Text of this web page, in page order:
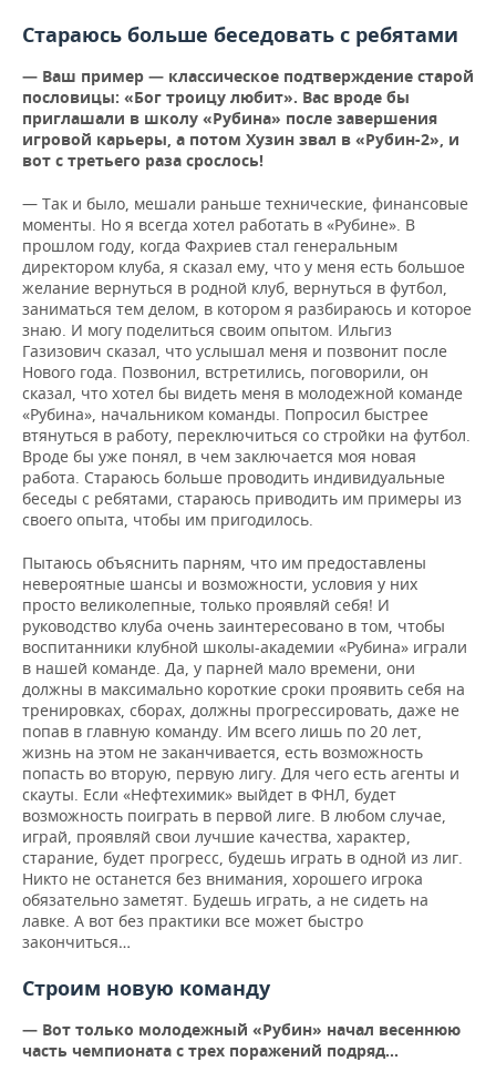
Стараюсь больше беседовать с ребятами
— Ваш пример — классическое подтверждение старой
пословицы: «Бог троицу любит». Вас вроде бы
приглашали в школу «Рубина» после завершения
игровой карьеры, а потом Хузин звал в «Рубин-2», и
вот с третьего раза срослось!
— Так и было, мешали раньше технические, финансовые
моменты. Но я всегда хотел работать в «Рубине». В
прошлом году, когда Фахриев стал генеральным
директором клуба, я сказал ему, что у меня есть большое
желание вернуться в родной клуб, вернуться в футбол,
заниматься тем делом, в котором я разбираюсь и которое
знаю. И могу поделиться своим опытом. Ильгиз
Газизович сказал, что услышал меня и позвонит после
Нового года. Позвонил, встретились, поговорили, он
сказал, что хотел бы видеть меня в молодежной команде
«Рубина», начальником команды. Попросил быстрее
втянуться в работу, переключиться со стройки на футбол.
Вроде бы уже понял, в чем заключается моя новая
работа. Стараюсь больше проводить индивидуальные
беседы с ребятами, стараюсь приводить им примеры из
своего опыта, чтобы им пригодилось.
Пытаюсь объяснить парням, что им предоставлены
невероятные шансы и возможности, условия у них
просто великолепные, только проявляй себя! И
руководство клуба очень заинтересовано в том, чтобы
воспитанники клубной школы-академии «Рубина» играли
в нашей команде. Да, у парней мало времени, они
должны в максимально короткие сроки проявить себя на
тренировках, сборах, должны прогрессировать, даже не
попав в главную команду. Им всего лишь по 20 лет,
жизнь на этом не заканчивается, есть возможность
попасть во вторую, первую лигу. Для чего есть агенты и
скауты. Если «Нефтехимик» выйдет в ФНЛ, будет
возможность поиграть в первой лиге. В любом случае,
играй, проявляй свои лучшие качества, характер,
старание, будет прогресс, будешь играть в одной из лиг.
Никто не останется без внимания, хорошего игрока
обязательно заметят. Будешь играть, а не сидеть на
лавке. А вот без практики все может быстро
закончиться…
Строим новую команду
— Вот только молодежный «Рубин» начал весеннюю
часть чемпионата с трех поражений подряд…